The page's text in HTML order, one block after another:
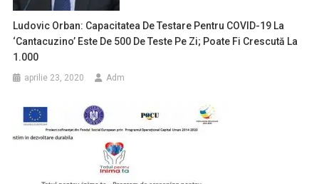
Ludovic Orban: Capacitatea De Testare Pentru COVID-19 La
‘Cantacuzino’ Este De 500 De Teste Pe Zi; Poate Fi Crescută La
1.000
aprilie 23, 2020 Adm